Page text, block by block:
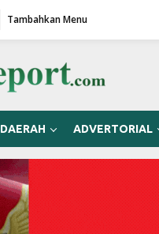
Tambahkan Menu
DAERAH ADVERTORIAL